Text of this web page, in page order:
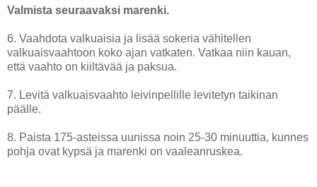
Valmista seuraavaksi marenki.
6. Vaahdota valkuaisia ja lisää sokeria vähitellen
valkuaisvaahtoon koko ajan vatkaten. Vatkaa niin kauan,
että vaahto on kiiltävää ja paksua.
7. Levitä valkuaisvaahto leivinpellille levitetyn taikinan
päälle.
8. Paista 175-asteissa uunissa noin 25-30 minuuttia, kunnes
pohja ovat kypsä ja marenki on vaaleanruskea.